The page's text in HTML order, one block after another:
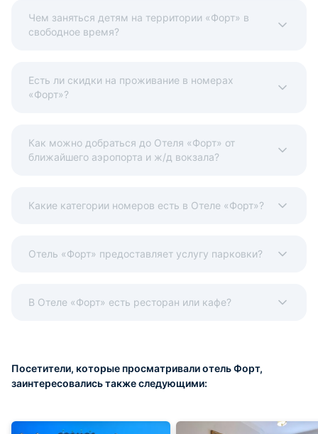
Чем заняться детям на территории «Форт» в
свободное время?
Есть ли скидки на проживание в номерах
«Форт»?
Как можно добраться до Отеля «Форт» от
ближайшего аэропорта и ж/д вокзала?
Какие категории номеров есть в Отеле «Форт»?
Отель «Форт» предоставляет услугу парковки?
В Отеле «Форт» есть ресторан или кафе?
Посетители, которые просматривали отель Форт,
заинтересовались также следующими: